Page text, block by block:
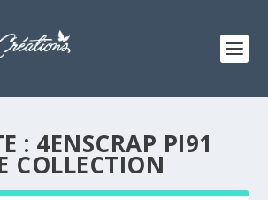
: 4ENSCRAP PI91
COLLECTION